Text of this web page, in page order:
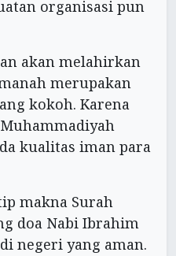
organisasi pun
akan melahirkan
merupakan
kokoh. Karena
kualitas iman para
makna Surah
doa Nabi Ibrahim
negeri yang aman.